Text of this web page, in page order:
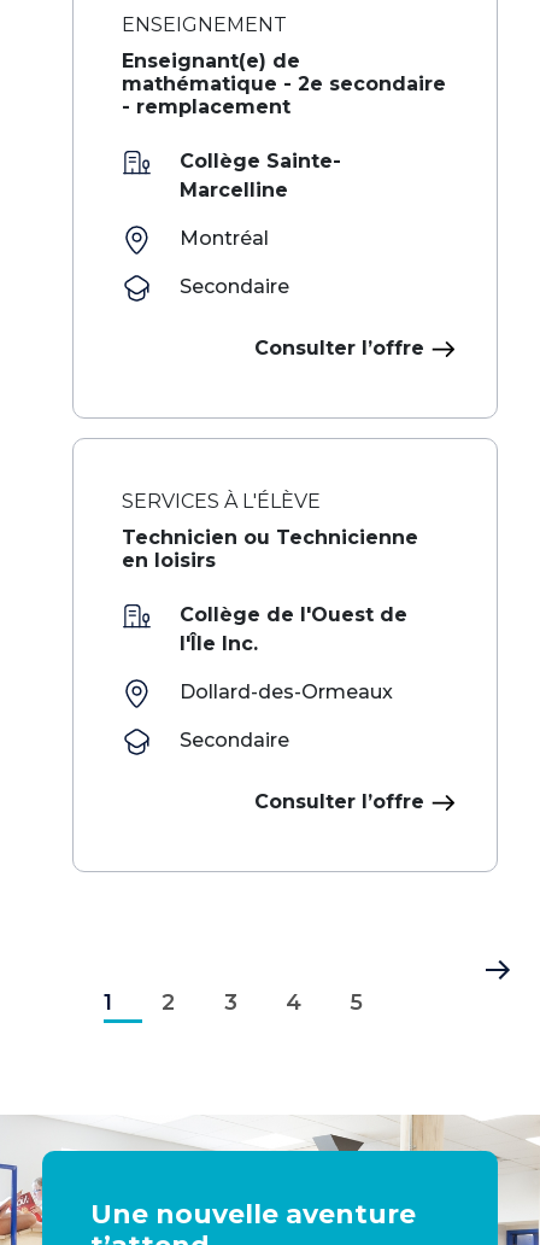
ENSEIGNEMENT
Enseignant(e) de
mathématique - 2e secondaire
- remplacement
Collège Sainte-
Marcelline
Montréal
Secondaire
Consulter l’offre
SERVICES À L'ÉLÈVE
Technicien ou Technicienne
en loisirs
Collège de l'Ouest de
l'Île Inc.
Dollard-des-Ormeaux
Secondaire
Consulter l’offre
courante
1
2
3
4
5
Dernière
Une nouvelle aventure